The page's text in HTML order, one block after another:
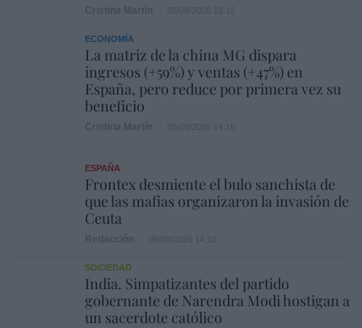
ECONOMÍA
La matriz de la china MG dispara
ingresos (+59%) y ventas (+47%) en
España, pero reduce por primera vez su
beneficio
ESPAÑA
Frontex desmiente el bulo sanchista de
que las mafias organizaron la invasión de
Ceuta
SOCIEDAD
India. Simpatizantes del partido
gobernante de Narendra Modi hostigan a
un sacerdote católico